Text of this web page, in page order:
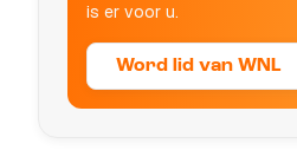
is er voor u.
Word lid van WNL